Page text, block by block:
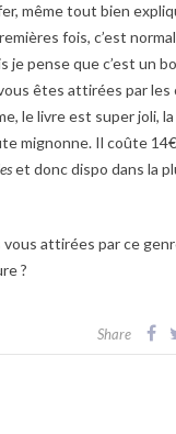
même tout bien
fois, c’est normal
je pense que c’est un
êtes attirées par les
le livre est super joli,
mignonne. Il coûte
et donc dispo dans la
attirées par ce
?
Share